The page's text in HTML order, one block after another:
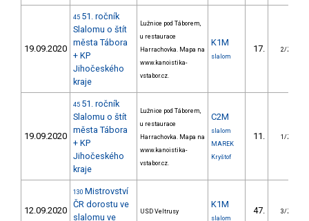
19.09.2020
45 51. ročník
Slalomu o štít
města Tábora
+ KP
Jihočeského
kraje
Lužnice pod Táborem,
u restaurace
Harrachovka. Mapa na
www.kanoistika-
vstabor.cz.
K1M
slalom
17. 2/ZS
19.09.2020
45 51. ročník
Slalomu o štít
města Tábora
+ KP
Jihočeského
kraje
Lužnice pod Táborem,
u restaurace
Harrachovka. Mapa na
www.kanoistika-
vstabor.cz.
C2M
slalom
MAREK
Kryštof
11. 1/ZS
12.09.2020
130 Mistrovství
ČR dorostu ve
slalomu ve
USD Veltrusy
K1M
slalom
47. 3/ZS